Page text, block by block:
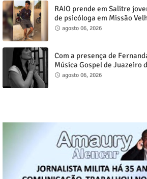
RAIO prende em Salitre
de psicóloga em Missão
agosto 06, 2026
Com a presença de
Música Gospel de Juazeiro
sábado, 8
agosto 06, 2026